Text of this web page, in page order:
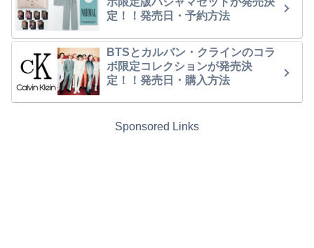
定！！発売日・予約方法
BTSとカルバン・クラインのコラ
ボ限定コレクションが発売決
定！！発売日・購入方法
Sponsored Links